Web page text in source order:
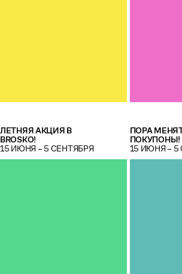
ЛЕТНЯЯ АКЦИЯ В
BROSKO!
15 ИЮНЯ – 5 СЕНТЯБРЯ
ПОРА
ПОКУПОНЫ!
15 ИЮНЯ – 5